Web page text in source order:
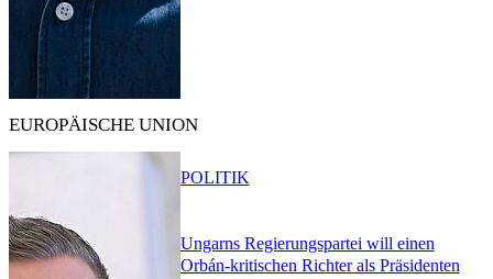
EUROPÄISCHE UNION
Ungarns Regierungspartei will einen
Orbán-kritischen Richter als Präsidenten
POLITIK